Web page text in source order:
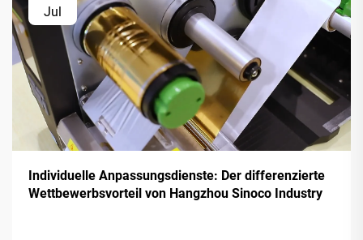
Jul
Individuelle Anpassungsdienste: Der differenzierte
Wettbewerbsvorteil von Hangzhou Sinoco Industry